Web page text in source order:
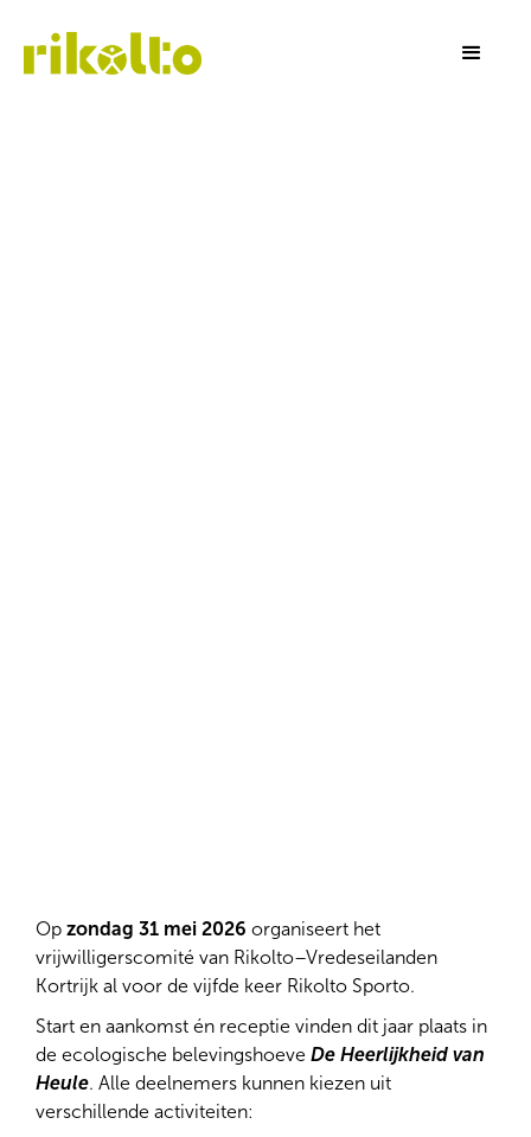
Op zondag 31 mei 2026 organiseert het
vrijwilligerscomité van Rikolto–Vredeseilanden
Kortrijk al voor de vijfde keer Rikolto Sporto.
Start en aankomst én receptie vinden dit jaar plaats in
de ecologische belevingshoeve De Heerlijkheid van
Heule. Alle deelnemers kunnen kiezen uit
verschillende activiteiten: